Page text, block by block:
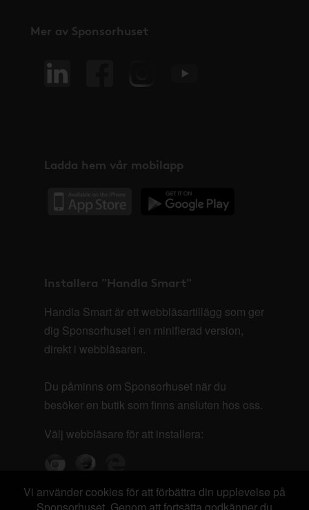
Mer av Sponsorhuset
Ladda hem vår mobilapp
Installera "Handla Smart"
Handla Smart är ett webbläsartillägg som ger
dig Sponsorhuset i en minifierad version,
direkt i webbläsaren.
Du påminns om Sponsorhuset när du
besöker en butik som finns ansluten hos oss.
Välj webbläsare för att installera:
Vi använder cookies för att förbättra din upplevelse på